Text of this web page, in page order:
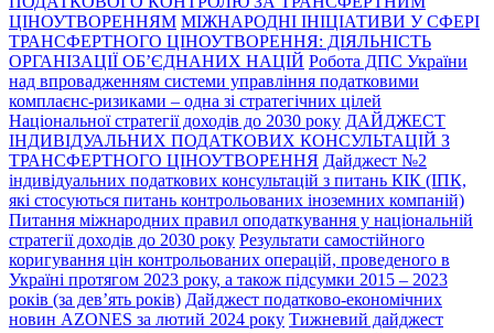
ЦІНОУТВОРЕННЯМ МІЖНАРОДНІ ІНІЦІАТИВИ У СФЕРІ
ТРАНСФЕРТНОГО ЦІНОУТВОРЕННЯ: ДІЯЛЬНІСТЬ
ОРГАНІЗАЦІЇ ОБ’ЄДНАНИХ НАЦІЙ Робота ДПС України
над впровадженням системи управління податковими
комплаєнс-ризиками – одна зі стратегічних цілей
Національної стратегії доходів до 2030 року ДАЙДЖЕСТ
ІНДИВІДУАЛЬНИХ ПОДАТКОВИХ КОНСУЛЬТАЦІЙ З
ТРАНСФЕРТНОГО ЦІНОУТВОРЕННЯ Дайджест №2
індивідуальних податкових консультацій з питань КІК (ІПК,
які стосуються питань контрольованих іноземних компаній)
Питання міжнародних правил оподаткування у національній
стратегії доходів до 2030 року Результати самостійного
коригування цін контрольованих операцій, проведеного в
Україні протягом 2023 року, а також підсумки 2015 – 2023
років (за дев’ять років) Дайджест податково-економічних
новин AZONES за лютий 2024 року Тижневий дайджест